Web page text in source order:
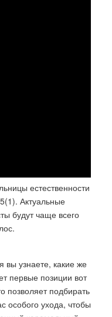
естественности
Актуальные
будут чаще всего
вы узнаете, какие же
первые позиции вот
позволяет подбирать
особого ухода, чтобы